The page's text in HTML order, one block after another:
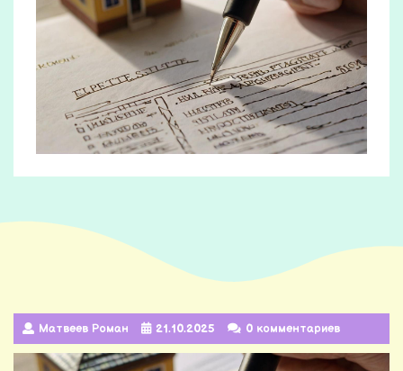
Матвеев Роман 21.10.2025 0 комментариев